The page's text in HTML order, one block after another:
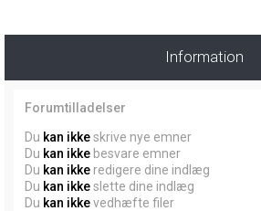
Information
Forumtilladelser
Du kan ikkeskrive nye emner
Du kan ikke besvare emner
Du kan ikke redigere dine indlæg
Du kan ikkeslette dine indlæg
Du kan ikkevedhæfte filer